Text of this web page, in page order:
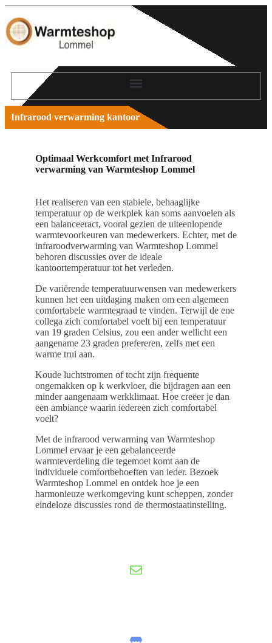
Infrarood verwarming kantoor
Optimaal Werkcomfort met Infrarood
verwarming van Warmteshop Lommel
Het realiseren van een stabiele, behaaglijke
temperatuur op de werkplek kan soms aanvoelen als
een balanceeract, vooral gezien de uiteenlopende
warmtevoorkeuren van medewerkers. Echter, met de
infraroodverwarming van Warmteshop Lommel
behoren discussies over de ideale
kantoortemperatuur tot het verleden.
De variërende temperatuurwensen van medewerkers
kunnen het een uitdaging maken om een algemeen
comfortabele warmtegraad te vinden. Terwijl de ene
collega zich comfortabel voelt bij een temperatuur
van 19 graden Celsius, zou een ander wellicht een
aangename 23 graden prefereren, zelfs met een
warme trui aan.
Koude luchtstromen of tocht zijn frequente
ongemakken op k werkvloer, die bijdragen aan een
minder aangenaam werkklimaat. Hoe creëer je dan
een ambiance waarin iedereen zich comfortabel
voelt?
Met de infrarood verwarming van Warmteshop
Lommel ervaar je een gebalanceerde
warmteverdeling die tegemoet komt aan de
individuele comfortbehoeften van ieder. Bezoek
Warmteshop Lommel en ontdek hoe je een
harmonieuze werkomgeving kunt scheppen, zonder
eindeloze discussies rond de thermostaatinstelling.